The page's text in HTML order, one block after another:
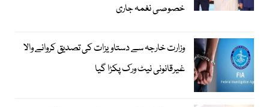
خصوصی نغمہ جاری
وزارت خارجہ سے دستاویزات کی تصدیق کروانے والا
غیرقانونی نیٹ ورک پکڑا گیا